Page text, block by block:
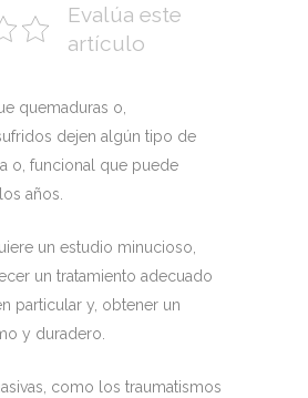
Evalúa este
artículo
quemaduras o,
dejen algún tipo de
o, funcional que puede
años.
un estudio minucioso,
un tratamiento adecuado
particular y, obtener un
y duradero.
como los traumatismos